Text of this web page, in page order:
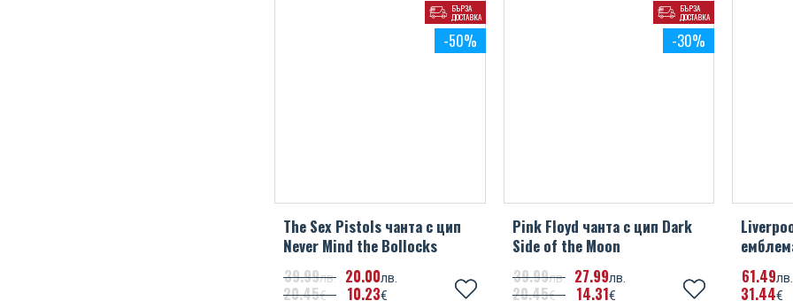
БЪРЗА
ДОСТАВКА
-50%
The Sex Pistols чанта с цип
Never Mind the Bollocks
3999лв.
2045€
20 00лв.
10 23€
БЪРЗА
ДОСТАВКА
-30%
Pink Floyd чанта с цип Dark
Side of the Moon
3999лв.
2045€
2799лв.
1431€
61 49лв.
31 44€